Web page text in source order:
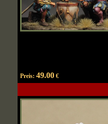
Preis: 49.00€